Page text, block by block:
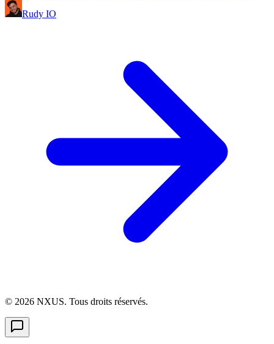
Rudy IO
© 2026 NXUS. Tous droits réservés.